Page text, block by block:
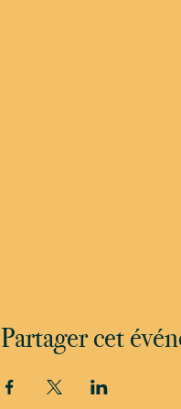
Partager cet